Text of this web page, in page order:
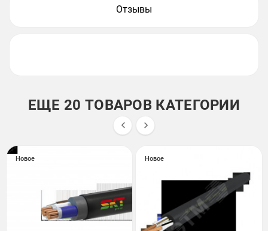
Отзывы
ЕЩЕ 20 ТОВАРОВ КАТЕГОРИИ
 
Новое Новое